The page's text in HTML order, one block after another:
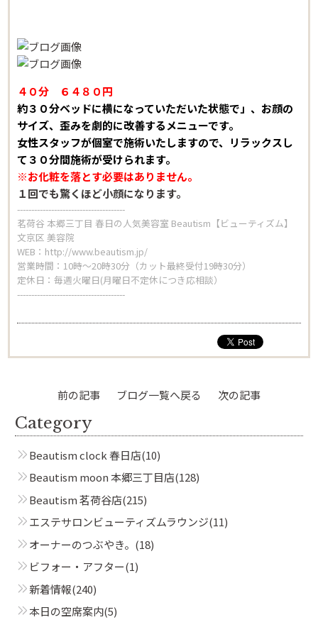
４０分 ６４８０円
約３０分ベッドに横になっていただいた状態で」、お顔の
サイズ、歪みを劇的に改善するメニューです。
女性スタッフが個室で施術いたしますので、リラックスし
て３０分間施術が受けられます。
※お化粧を落とす必要はありません。
１回でも驚くほど小顔になります。
--------------------------------------
茗荷谷 本郷三丁目 春日の人気美容室 Beautism【ビューティズム】
文京区 美容院
WEB： http://www.beautism.jp/
営業時間：10時～20時30分（カット最終受付19時30分）
定休日：毎週火曜日(月曜日不定休につき応相談）
--------------------------------------
前の記事 ブログ一覧へ戻る 次の記事
Category
Beautism clock 春日店(10)
Beautism moon 本郷三丁目店(128)
Beautism 茗荷谷店(215)
エステサロンビューティズムラウンジ(11)
オーナーのつぶやき。 (18)
ビフォー・アフター(1)
新着情報(240)
本日の空席案内(5)
Beautism
Beautism
本郷三丁目店
Beautism
春日店